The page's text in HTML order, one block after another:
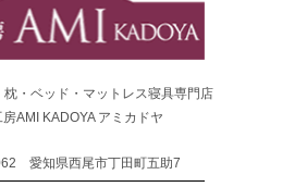
枕・ベッド・マットレス寝具専門店
AMI KADOYA アミカドヤ
愛知県西尾市丁田町五助7